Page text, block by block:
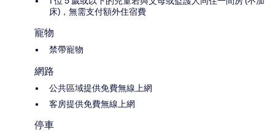
床)，無需支付額外住宿費
寵物
禁帶寵物
網路
公共區域提供免費無線上網
客房提供免費無線上網
停車